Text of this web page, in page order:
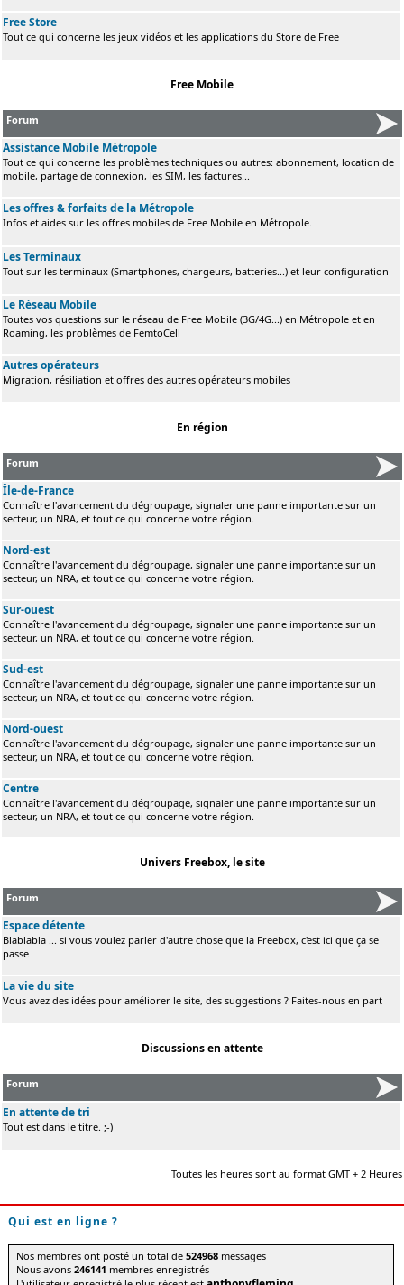
Free Store
Tout ce qui concerne les jeux vidéos et les applications du Store de Free
Free Mobile
Forum
Assistance Mobile Métropole
Tout ce qui concerne les problèmes techniques ou autres: abonnement, location de
mobile, partage de connexion, les SIM, les factures...
Les offres & forfaits de la Métropole
Infos et aides sur les offres mobiles de Free Mobile en Métropole.
Les Terminaux
Tout sur les terminaux (Smartphones, chargeurs, batteries...) et leur configuration
Le Réseau Mobile
Toutes vos questions sur le réseau de Free Mobile (3G/4G...) en Métropole et en
Roaming, les problèmes de FemtoCell
Autres opérateurs
Migration, résiliation et offres des autres opérateurs mobiles
En région
Forum
Île-de-France
Connaître l'avancement du dégroupage, signaler une panne importante sur un
secteur, un NRA, et tout ce qui concerne votre région.
Nord-est
Connaître l'avancement du dégroupage, signaler une panne importante sur un
secteur, un NRA, et tout ce qui concerne votre région.
Sur-ouest
Connaître l'avancement du dégroupage, signaler une panne importante sur un
secteur, un NRA, et tout ce qui concerne votre région.
Sud-est
Connaître l'avancement du dégroupage, signaler une panne importante sur un
secteur, un NRA, et tout ce qui concerne votre région.
Nord-ouest
Connaître l'avancement du dégroupage, signaler une panne importante sur un
secteur, un NRA, et tout ce qui concerne votre région.
Centre
Connaître l'avancement du dégroupage, signaler une panne importante sur un
secteur, un NRA, et tout ce qui concerne votre région.
Univers Freebox, le site
Forum
Espace détente
Blablabla ... si vous voulez parler d'autre chose que la Freebox, c'est ici que ça se
passe
La vie du site
Vous avez des idées pour améliorer le site, des suggestions ? Faites-nous en part
Discussions en attente
Forum
En attente de tri
Tout est dans le titre. ;-)
Toutes les heures sont au format GMT + 2 Heures
Qui est en ligne ?
Nos membres ont posté un total de524968 messages
Nous avons246141 membres enregistrés